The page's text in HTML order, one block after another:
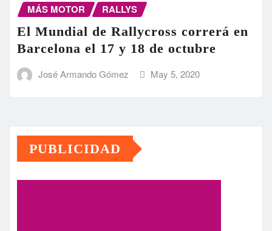
MÁS MOTOR RALLYS
El Mundial de Rallycross correrá en
Barcelona el 17 y 18 de octubre
José Armando Gómez May 5, 2020
PUBLICIDAD